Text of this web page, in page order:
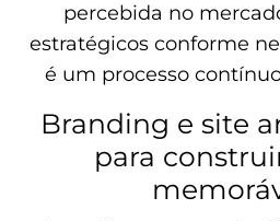
percebida no
estratégicos conforme
é um processo
Branding e site
para